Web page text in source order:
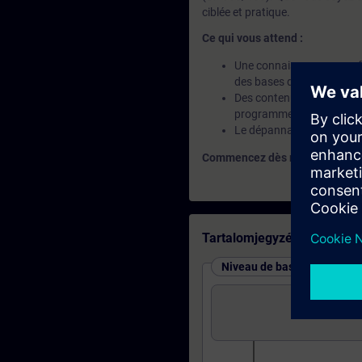
ciblée et pratique.
Ce qui vous attend :
Une connaissance
des bases de la
Des contenus orientés
programmes
Le dépannage avec le
Commencez dès maintenant
Tartalomjegyzék
Niveau de base : cours et